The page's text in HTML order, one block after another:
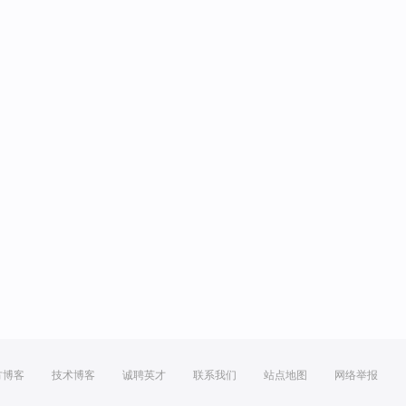
博客 技术博客 诚聘英才 联系我们 站点地图 网络举报